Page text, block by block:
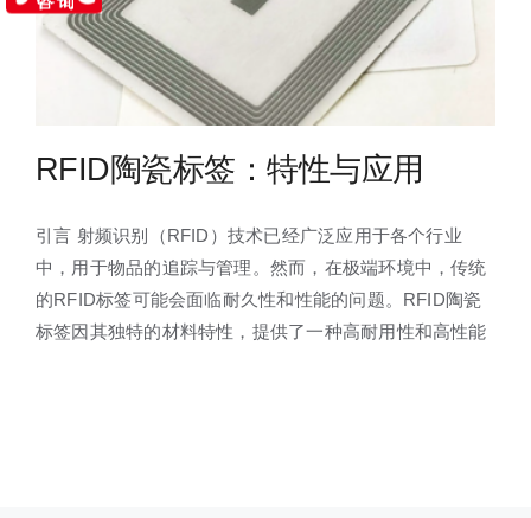
RFID陶瓷标签：特性与应用
引言 射频识别（RFID）技术已经广泛应用于各个行业
中，用于物品的追踪与管理。然而，在极端环境中，传统
的RFID标签可能会面临耐久性和性能的问题。RFID陶瓷
标签因其独特的材料特性，提供了一种高耐用性和高性能